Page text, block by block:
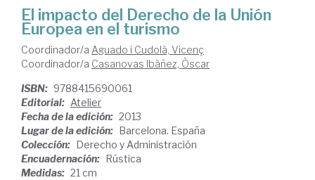
El impacto del Derecho de la Unión
Europea en el turismo
Coordinador/a Aguado i Cudolà, Vicenç
Coordinador/a Casanovas Ibàñez, Òscar
ISBN: 9788415690061
Editorial: Atelier
Fecha de la edición: 2013
Lugar de la edición: Barcelona. España
Colección: Derecho y Administración
Encuadernación: Rústica
Medidas: 21 cm